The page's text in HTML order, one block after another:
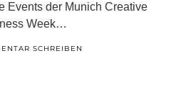
Events der Munich Creative
Week…
SCHREIBEN